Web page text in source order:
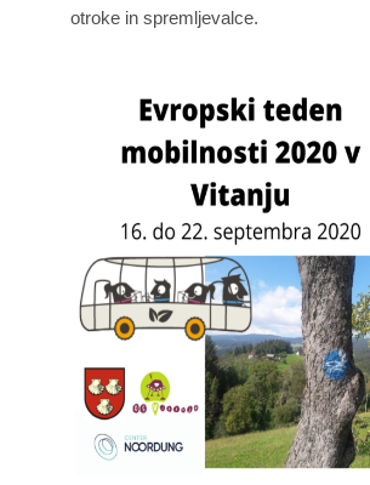
otroke in spremljevalce.